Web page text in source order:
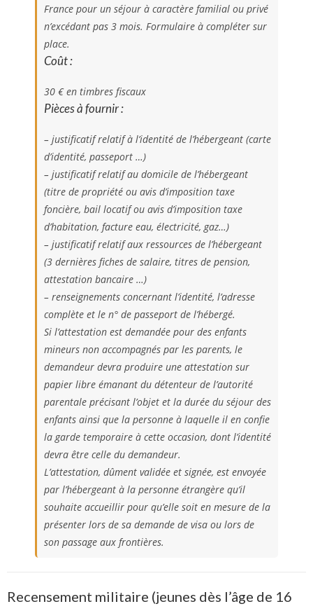
France pour un séjour à caractère familial ou privé
n’excédant pas 3 mois. Formulaire à compléter sur
place.
Coût :
30 € en timbres fiscaux
Pièces à fournir :
– justificatif relatif à l’identité de l’hébergeant (carte
d’identité, passeport …)
– justificatif relatif au domicile de l’hébergeant
(titre de propriété ou avis d’imposition taxe
foncière, bail locatif ou avis d’imposition taxe
d’habitation, facture eau, électricité, gaz…)
– justificatif relatif aux ressources de l’hébergeant
(3 dernières fiches de salaire, titres de pension,
attestation bancaire …)
– renseignements concernant l’identité, l’adresse
complète et le n° de passeport de l’hébergé.
Si l’attestation est demandée pour des enfants
mineurs non accompagnés par les parents, le
demandeur devra produire une attestation sur
papier libre émanant du détenteur de l’autorité
parentale précisant l’objet et la durée du séjour des
enfants ainsi que la personne à laquelle il en confie
la garde temporaire à cette occasion, dont l’identité
devra être celle du demandeur.
L’attestation, dûment validée et signée, est envoyée
par l’hébergeant à la personne étrangère qu’il
souhaite accueillir pour qu’elle soit en mesure de la
présenter lors de sa demande de visa ou lors de
son passage aux frontières.
Recensement militaire (jeunes dès l’âge de 16